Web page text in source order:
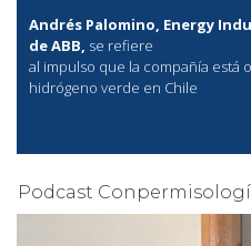
Andrés Palomino, Energy
de ABB, se refiere
al impulso que la compañía está
hidrógeno verde en Chile
Podcast